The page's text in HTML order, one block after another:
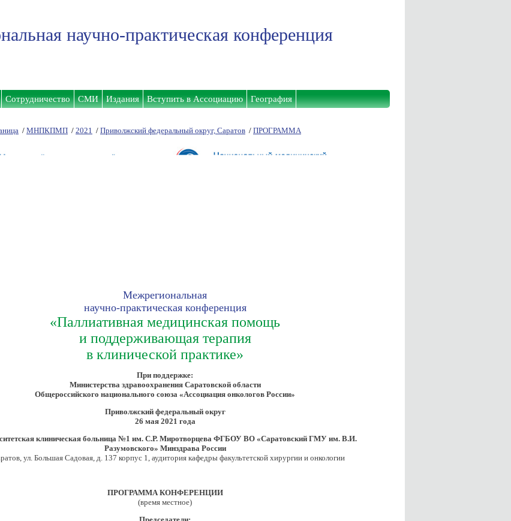
научно-практическая конференция
Сотрудничество СМИ Издания Вступить в Ассоциацию География
/ МНПКПМП / 2021 / Приволжский федеральный округ, Саратов / ПРОГРАММА
Межрегиональная
научно-практическая конференция
«Паллиативная медицинская помощь
и поддерживающая терапия
в клинической практике»
При поддержке:
Министерства здравоохранения Саратовской области
Общероссийского национального союза «Ассоциация онкологов России»
Приволжский федеральный округ
26 мая 2021 года
клиническая больница №1 им. С.Р. Миротворцева ФГБОУ ВО «Саратовский ГМУ им. В.И.
Разумовского» Минздрава России
ул. Большая Садовая, д. 137 корпус 1, аудитория кафедры факультетской хирургии и онкологии
ПРОГРАММА КОНФЕРЕНЦИИ
(время местное)